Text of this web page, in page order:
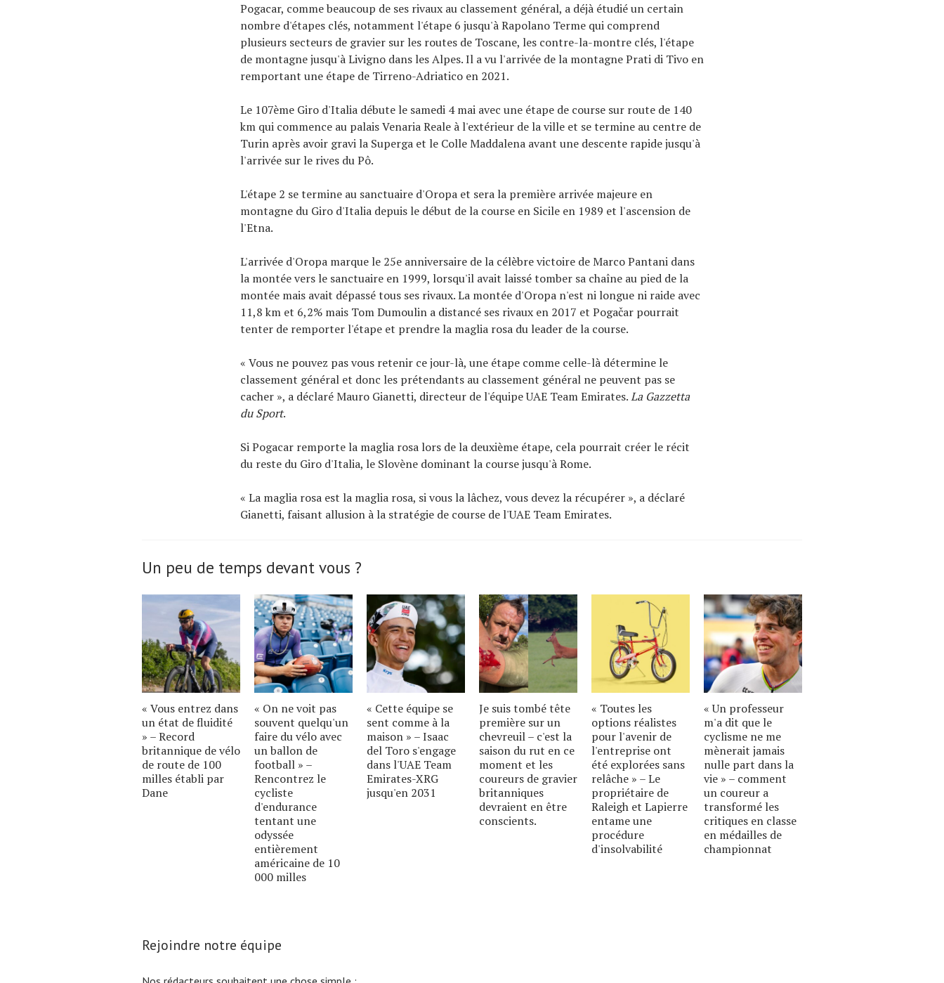
Pogacar, comme beaucoup de ses rivaux au classement général, a déjà étudié un certain
nombre d'étapes clés, notamment l'étape 6 jusqu'à Rapolano Terme qui comprend
plusieurs secteurs de gravier sur les routes de Toscane, les contre-la-montre clés, l'étape
de montagne jusqu'à Livigno dans les Alpes. Il a vu l'arrivée de la montagne Prati di Tivo en
remportant une étape de Tirreno-Adriatico en 2021.
Le 107ème Giro d'Italia débute le samedi 4 mai avec une étape de course sur route de 140
km qui commence au palais Venaria Reale à l'extérieur de la ville et se termine au centre de
Turin après avoir gravi la Superga et le Colle Maddalena avant une descente rapide jusqu'à
l'arrivée sur le rives du Pô.
L'étape 2 se termine au sanctuaire d'Oropa et sera la première arrivée majeure en
montagne du Giro d'Italia depuis le début de la course en Sicile en 1989 et l'ascension de
l'Etna.
L'arrivée d'Oropa marque le 25e anniversaire de la célèbre victoire de Marco Pantani dans
la montée vers le sanctuaire en 1999, lorsqu'il avait laissé tomber sa chaîne au pied de la
montée mais avait dépassé tous ses rivaux. La montée d'Oropa n'est ni longue ni raide avec
11,8 km et 6,2% mais Tom Dumoulin a distancé ses rivaux en 2017 et Pogačar pourrait
tenter de remporter l'étape et prendre la maglia rosa du leader de la course.
« Vous ne pouvez pas vous retenir ce jour-là, une étape comme celle-là détermine le
classement général et donc les prétendants au classement général ne peuvent pas se
cacher », a déclaré Mauro Gianetti, directeur de l'équipe UAE Team Emirates.La Gazzetta
du Sport.
Si Pogacar remporte la maglia rosa lors de la deuxième étape, cela pourrait créer le récit
du reste du Giro d'Italia, le Slovène dominant la course jusqu'à Rome.
« La maglia rosa est la maglia rosa, si vous la lâchez, vous devez la récupérer », a déclaré
Gianetti, faisant allusion à la stratégie de course de l'UAE Team Emirates.
Un peu de temps devant vous ?
« Vous entrez dans
un état de fluidité
» – Record
britannique de vélo
de route de 100
milles établi par
Dane
« On ne voit pas
souvent quelqu'un
faire du vélo avec
un ballon de
football » –
Rencontrez le
cycliste
d'endurance
tentant une
odyssée
entièrement
américaine de 10
000 milles
« Cette équipe se
sent comme à la
maison » – Isaac
del Toro s'engage
dans l'UAE Team
Emirates-XRG
jusqu'en 2031
Je suis tombé tête
première sur un
chevreuil – c'est la
saison du rut en ce
moment et les
coureurs de gravier
britanniques
devraient en être
conscients.
« Toutes les
options réalistes
pour l'avenir de
l'entreprise ont
été explorées sans
relâche » – Le
propriétaire de
Raleigh et Lapierre
entame une
procédure
d'insolvabilité
« Un professeur
m'a dit que le
cyclisme ne me
mènerait jamais
nulle part dans la
vie » – comment
un coureur a
transformé les
critiques en classe
en médailles de
championnat
Rejoindre notre équipe